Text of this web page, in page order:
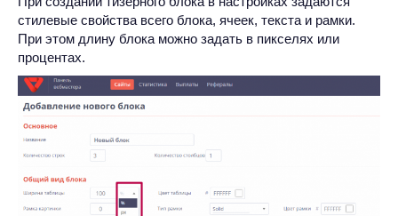
стилевые свойства всего блока, ячеек, текста и рамки.
При этом длину блока можно задать в пикселях или
процентах.